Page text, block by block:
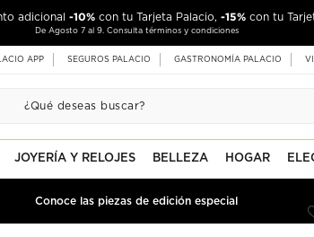
adicional -10% con tu Tarjeta Palacio, -15% con tu
De Agosto 7 al 9. Consulta términos y condiciones
APP SEGUROS PALACIO GASTRONOMÍA PALACIO
JOYERÍA Y RELOJES BELLEZA HOGAR
Conoce las piezas de edición especial